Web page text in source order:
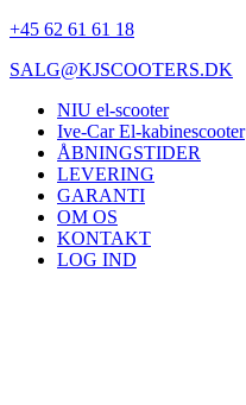
+45 62 61 61 18
SALG@KJSCOOTERS.DK
NIU el-scooter
Ive-Car El-kabinescooter
ÅBNINGSTIDER
LEVERING
GARANTI
OM OS
KONTAKT
LOG IND